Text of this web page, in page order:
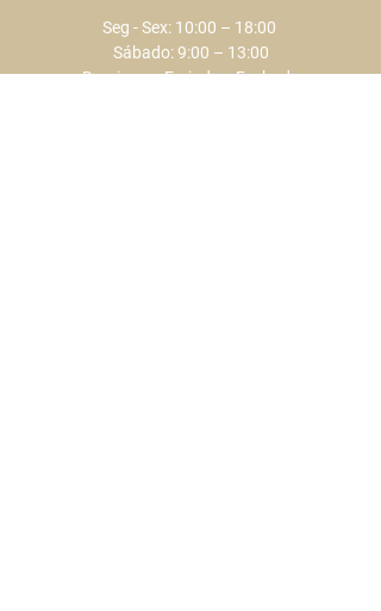
Seg - Sex: 10:00 – 18:00 ​​
Sábado: 9:00 – 13:00
Domingo e Feriados: Fechado